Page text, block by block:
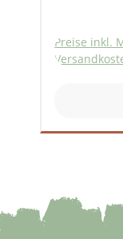
WPC-
tief in das
und
Preise inkl.